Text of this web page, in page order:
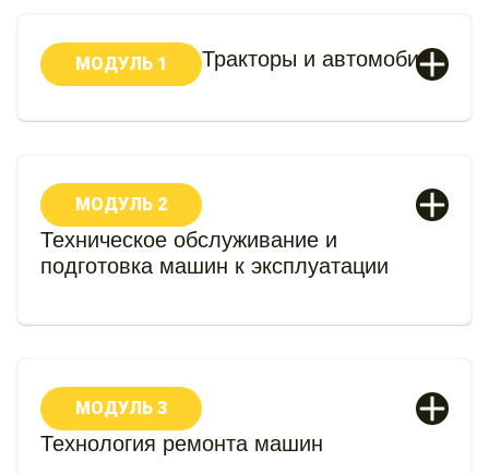
МОДУЛЬ 1 Тракторы и автомобили
МОДУЛЬ 2
Техническое обслуживание и
подготовка машин к эксплуатации
МОДУЛЬ 3
Технология ремонта машин